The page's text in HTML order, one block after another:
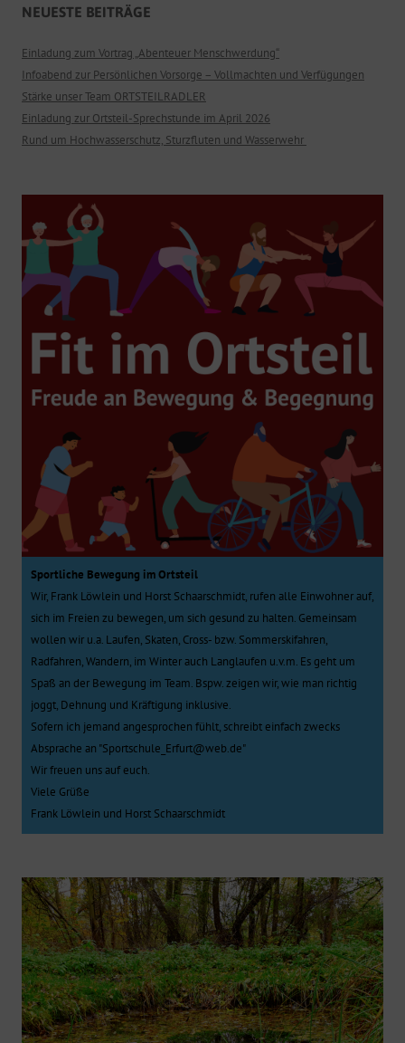
NEUESTE BEITRÄGE
Einladung zum Vortrag „Abenteuer Menschwerdung“
Infoabend zur Persönlichen Vorsorge – Vollmachten und Verfügungen
Stärke unser Team ORTSTEILRADLER
Einladung zur Ortsteil-Sprechstunde im April 2026
Rund um Hochwasserschutz, Sturzfluten und Wasserwehr
Sportliche Bewegung im Ortsteil
Wir, Frank Löwlein und Horst Schaarschmidt, rufen alle Einwohner auf,
sich im Freien zu bewegen, um sich gesund zu halten. Gemeinsam
wollen wir u.a. Laufen, Skaten, Cross- bzw. Sommerskifahren,
Radfahren, Wandern, im Winter auch Langlaufen u.v.m. Es geht um
Spaß an der Bewegung im Team. Bspw. zeigen wir, wie man richtig
joggt, Dehnung und Kräftigung inklusive.
Sofern ich jemand angesprochen fühlt, schreibt einfach zwecks
Absprache an "Sportschule_Erfurt@web.de"
Wir freuen uns auf euch.
Viele Grüße
Frank Löwlein und Horst Schaarschmidt